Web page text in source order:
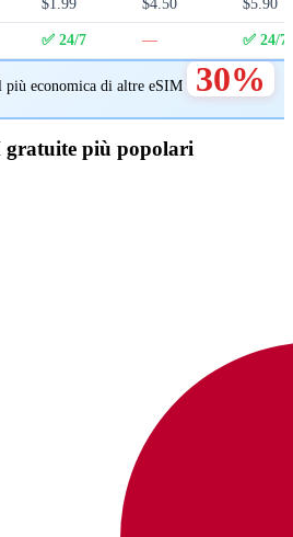
$1.99 $4.50 $5.90
✅ 24/7 — ✅ 24/7
più economica di altre eSIM 30%
gratuite più popolari